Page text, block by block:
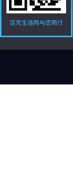
洛龙生活网与您同行